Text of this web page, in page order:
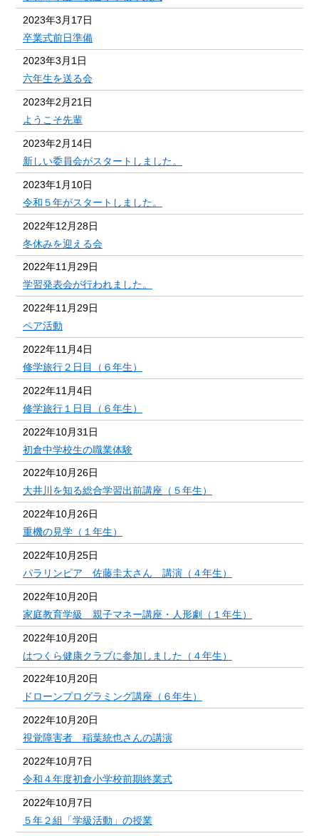
2023年3月17日
卒業式前日準備
2023年3月1日
六年生を送る会
2023年2月21日
ようこそ先輩
2023年2月14日
新しい委員会がスタートしました。
2023年1月10日
令和５年がスタートしました。
2022年12月28日
冬休みを迎える会
2022年11月29日
学習発表会が行われました。
2022年11月29日
ペア活動
2022年11月4日
修学旅行２日目（６年生）
2022年11月4日
修学旅行１日目（６年生）
2022年10月31日
初倉中学校生の職業体験
2022年10月26日
大井川を知る総合学習出前講座（５年生）
2022年10月26日
重機の見学（１年生）
2022年10月25日
パラリンピア 佐藤圭太さん 講演（４年生）
2022年10月20日
家庭教育学級 親子マネー講座・人形劇（１年生）
2022年10月20日
はつくら健康クラブに参加しました（４年生）
2022年10月20日
ドローンプログラミング講座（６年生）
2022年10月20日
視覚障害者 稲葉統也さんの講演
2022年10月7日
令和４年度初倉小学校前期終業式
2022年10月7日
５年２組「学級活動」の授業